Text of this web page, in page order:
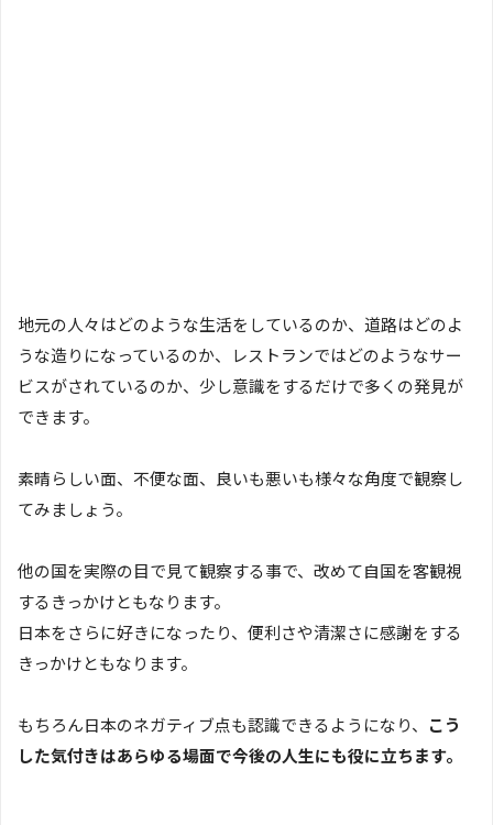
地元の人々はどのような生活をしているのか、道路はどのよ
うな造りになっているのか、レストランではどのようなサー
ビスがされているのか、少し意識をするだけで多くの発見が
できます。
素晴らしい面、不便な面、良いも悪いも様々な角度で観察し
てみましょう。
他の国を実際の目で見て観察する事で、改めて自国を客観視
するきっかけともなります。
日本をさらに好きになったり、便利さや清潔さに感謝をする
きっかけともなります。
もちろん日本のネガティブ点も認識できるようになり、 こう
した気付きはあらゆる場面で今後の人生にも役に立ちます。